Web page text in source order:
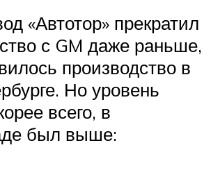
«Автотор» прекратил
с GM даже раньше,
производство в
Но уровень
всего, в
был выше: